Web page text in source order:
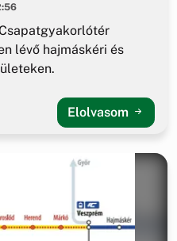
lévő hajmáskéri és
Elolvasom